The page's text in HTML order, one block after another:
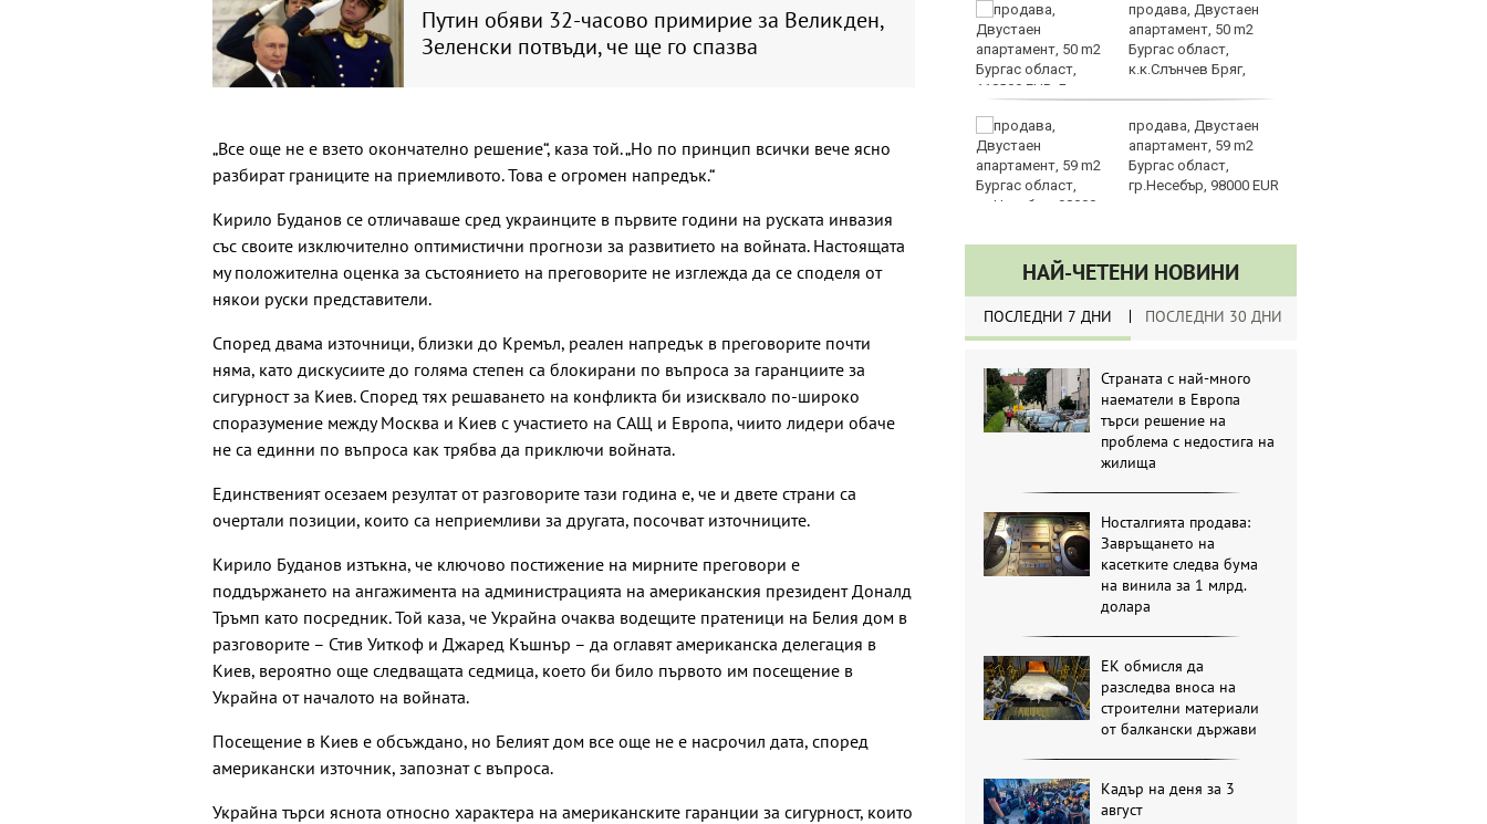
Путин обяви 32-часово примирие за Великден,
Зеленски потвъди, че ще го спазва
„Все още не е взето окончателно решение“, каза той. „Но по принцип всички вече ясно
разбират границите на приемливото. Това е огромен напредък.“
Кирило Буданов се отличаваше сред украинците в първите години на руската инвазия
със своите изключително оптимистични прогнози за развитието на войната. Настоящата
му положителна оценка за състоянието на преговорите не изглежда да се споделя от
някои руски представители.
Според двама източници, близки до Кремъл, реален напредък в преговорите почти
няма, като дискусиите до голяма степен са блокирани по въпроса за гаранциите за
сигурност за Киев. Според тях решаването на конфликта би изисквало по-широко
споразумение между Москва и Киев с участието на САЩ и Европа, чиито лидери обаче
не са единни по въпроса как трябва да приключи войната.
Единственият осезаем резултат от разговорите тази година е, че и двете страни са
очертали позиции, които са неприемливи за другата, посочват източниците.
Кирило Буданов изтъкна, че ключово постижение на мирните преговори е
поддържането на ангажимента на администрацията на американския президент Доналд
Тръмп като посредник. Той каза, че Украйна очаква водещите пратеници на Белия дом в
разговорите – Стив Уиткоф и Джаред Къшнър – да оглавят американска делегация в
Киев, вероятно още следващата седмица, което би било първото им посещение в
Украйна от началото на войната.
Посещение в Киев е обсъждано, но Белият дом все още не е насрочил дата, според
американски източник, запознат с въпроса.
Украйна търси яснота относно характера на американските гаранции за сигурност, които
Хванаха за ден 29
шофьори с алкохол
поемат дейностите на
продава, Двустаен
апартамент, 50 m2
Бургас област,
к.к.Слънчев Бряг,
118000 EUR
продава, Двустаен
апартамент, 59 m2
Бургас област,
гр.Несебър, 98000 EUR
НАЙ-ЧЕТЕНИ НОВИНИ
ПОСЛЕДНИ 7 ДНИ ПОСЛЕДНИ 30 ДНИ
Страната с най-много
наематели в Европа
търси решение на
проблема с недостига на
жилища
Носталгията продава:
Завръщането на
касетките следва бума
на винила за 1 млрд.
долара
ЕК обмисля да
разследва вноса на
строителни материали
от балкански държави
Кадър на деня за 3
август